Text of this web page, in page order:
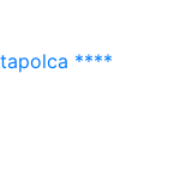
****